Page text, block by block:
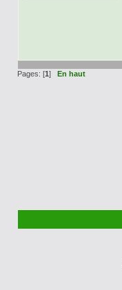
Pages: [1] En haut